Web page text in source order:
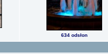
634 odsłon